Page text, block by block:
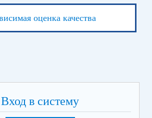
оценка качества
Вход в систему